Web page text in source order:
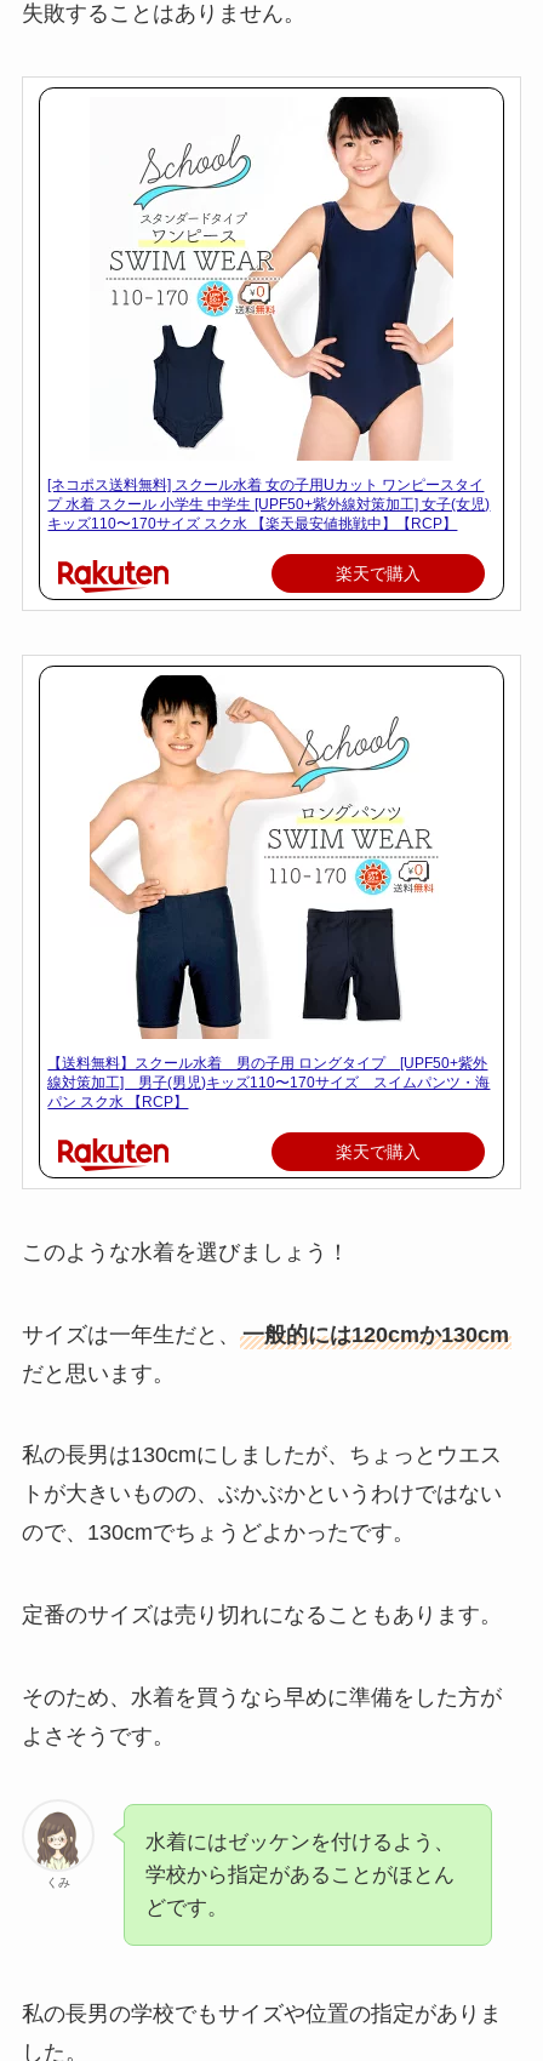
失敗することはありません。
[ネコポス送料無料] スクール水着 女の子用Uカット ワンピースタイ
プ 水着 スクール 小学生 中学生 [UPF50+紫外線対策加工] 女子(女児)
キッズ110〜170サイズ スク水 【楽天最安値挑戦中】【RCP】
楽天で購入
【送料無料】スクール水着 男の子用 ロングタイプ [UPF50+紫外
線対策加工] 男子(男児)キッズ110〜170サイズ スイムパンツ・海
パン スク水 【RCP】
楽天で購入
このような水着を選びましょう！
サイズは一年生だと、 一般的には120cmか130cm
だと思います。
私の長男は130cmにしましたが、ちょっとウエス
トが大きいものの、ぶかぶかというわけではない
ので、130cmでちょうどよかったです。
定番のサイズは売り切れになることもあります。
そのため、水着を買うなら早めに準備をした方が
よさそうです。
くみ
水着にはゼッケンを付けるよう、
学校から指定があることがほとん
どです。
私の長男の学校でもサイズや位置の指定がありま
した。